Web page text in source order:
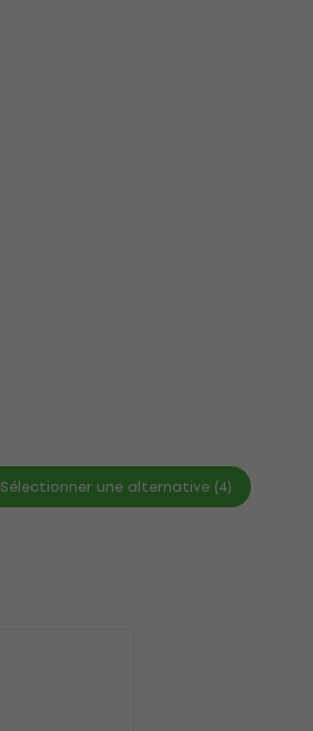
Tableau des tailles
Sélectionner une alternative (4)